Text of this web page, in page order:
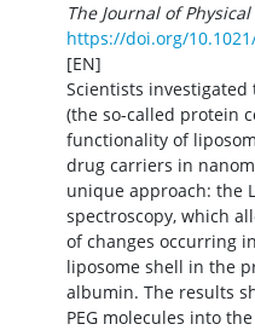
The Journal of
https://doi.org/
[EN]
Scientists
(the so-called protein
functionality of
drug carriers in
unique approach: the
spectroscopy, which
of changes occurring
liposome shell in the
albumin. The results
PEG molecules into